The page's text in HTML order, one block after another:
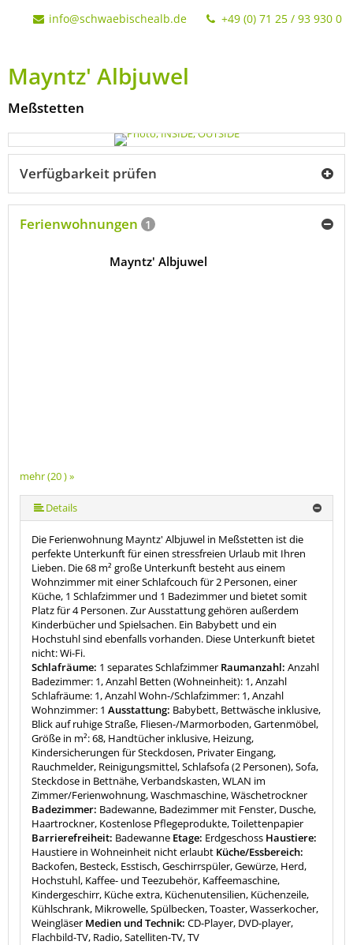
info@schwaebischealb.de +49 (0) 71 25 / 93 930 0
Mayntz' Albjuwel
Meßstetten
Verfügbarkeit prüfen
Ferienwohnungen 1
mehr (20 ) »
mehr (20 ) »
mehr (20 ) »
mehr (20 ) »
mehr (20 ) »
mehr (20 ) »
mehr (20 ) »
mehr (20 ) »
mehr (20 ) »
mehr (20 ) »
mehr (20 ) »
mehr (20 ) »
mehr (20 ) »
mehr (20 ) »
mehr (20 ) »
mehr (20 ) »
mehr (20 ) »
Mayntz' Albjuwel
Details
Die Ferienwohnung Mayntz' Albjuwel in Meßstetten ist die
perfekte Unterkunft für einen stressfreien Urlaub mit Ihren
Lieben. Die 68 m² große Unterkunft besteht aus einem
Wohnzimmer mit einer Schlafcouch für 2 Personen, einer
Küche, 1 Schlafzimmer und 1 Badezimmer und bietet somit
Platz für 4 Personen. Zur Ausstattung gehören außerdem
Kinderbücher und Spielsachen. Ein Babybett und ein
Hochstuhl sind ebenfalls vorhanden. Diese Unterkunft bietet
nicht: Wi-Fi.
Schlafräume: 1 separates Schlafzimmer Raumanzahl: Anzahl
Badezimmer: 1, Anzahl Betten (Wohneinheit): 1, Anzahl
Schlafräume: 1, Anzahl Wohn-/Schlafzimmer: 1, Anzahl
Wohnzimmer: 1 Ausstattung: Babybett, Bettwäsche inklusive,
Blick auf ruhige Straße, Fliesen-/Marmorboden, Gartenmöbel,
Größe in m²: 68, Handtücher inklusive, Heizung,
Kindersicherungen für Steckdosen, Privater Eingang,
Rauchmelder, Reinigungsmittel, Schlafsofa (2 Personen), Sofa,
Steckdose in Bettnähe, Verbandskasten, WLAN im
Zimmer/Ferienwohnung, Waschmaschine, Wäschetrockner
Badezimmer: Badewanne, Badezimmer mit Fenster, Dusche,
Haartrockner, Kostenlose Pflegeprodukte, Toilettenpapier
Barrierefreiheit: Badewanne Etage: Erdgeschoss Haustiere:
Haustiere in Wohneinheit nicht erlaubt Küche/Essbereich:
Backofen, Besteck, Esstisch, Geschirrspüler, Gewürze, Herd,
Hochstuhl, Kaffee- und Teezubehör, Kaffeemaschine,
Kindergeschirr, Küche extra, Küchenutensilien, Küchenzeile,
Kühlschrank, Mikrowelle, Spülbecken, Toaster, Wasserkocher,
Weingläser Medien und Technik: CD-Player, DVD-player,
Flachbild-TV, Radio, Satelliten-TV, TV